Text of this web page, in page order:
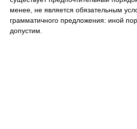
менее, не является обязательным
грамматичного предложения: иной
допустим.